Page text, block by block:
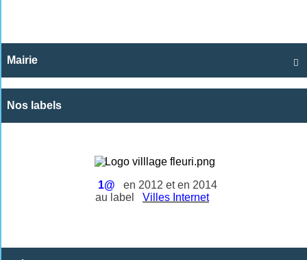

Mairie
Nos labels
1@
en 2012 et en 2014
au label
Villes Internet